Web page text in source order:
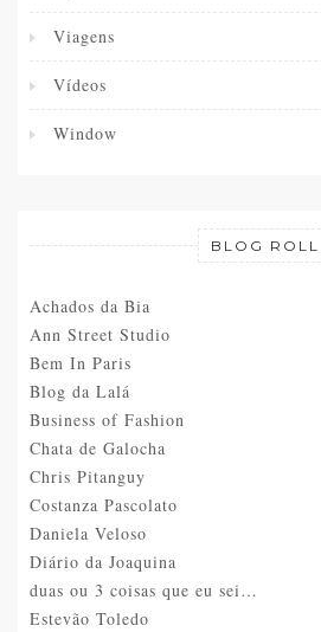
Viagens
Vídeos
Window
BLOG ROLL
Achados da Bia
Ann Street Studio
Bem In Paris
Blog da Lalá
Business of Fashion
Chata de Galocha
Chris Pitanguy
Costanza Pascolato
Daniela Veloso
Diário da Joaquina
duas ou 3 coisas que eu sei…
Estevão Toledo